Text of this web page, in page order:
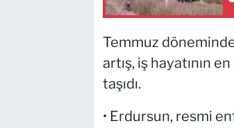
Temmuz
artış, iş hayatının
taşıdı.
• Erdursun, resmi